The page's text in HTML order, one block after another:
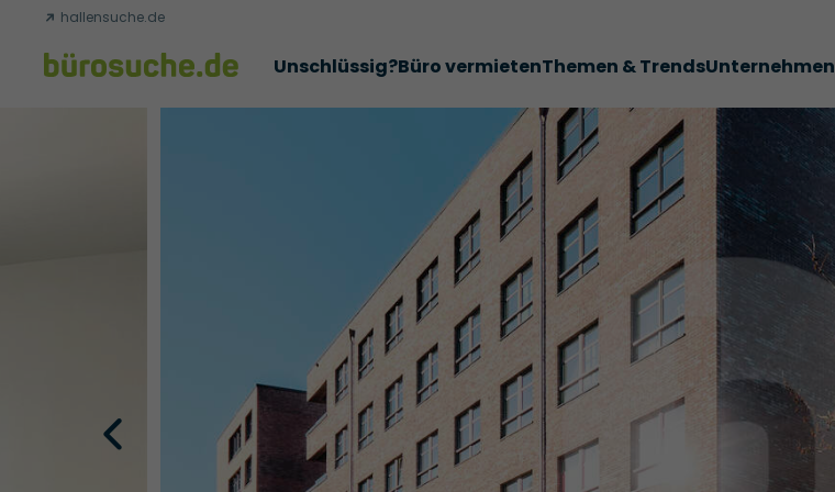
hallensuche.de
Unschlüssig?Büro vermietenThemen & TrendsUnternehmen
Büromieter ABC